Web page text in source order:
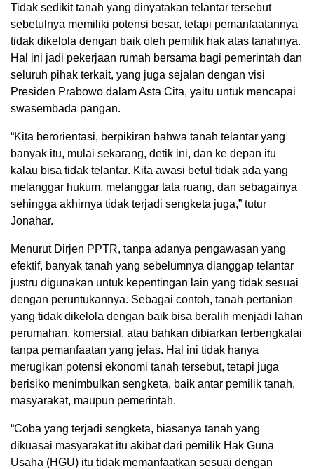
Tidak sedikit tanah yang dinyatakan telantar tersebut
sebetulnya memiliki potensi besar, tetapi pemanfaatannya
tidak dikelola dengan baik oleh pemilik hak atas tanahnya.
Hal ini jadi pekerjaan rumah bersama bagi pemerintah dan
seluruh pihak terkait, yang juga sejalan dengan visi
Presiden Prabowo dalam Asta Cita, yaitu untuk mencapai
swasembada pangan.
“Kita berorientasi, berpikiran bahwa tanah telantar yang
banyak itu, mulai sekarang, detik ini, dan ke depan itu
kalau bisa tidak telantar. Kita awasi betul tidak ada yang
melanggar hukum, melanggar tata ruang, dan sebagainya
sehingga akhirnya tidak terjadi sengketa juga,” tutur
Jonahar.
Menurut Dirjen PPTR, tanpa adanya pengawasan yang
efektif, banyak tanah yang sebelumnya dianggap telantar
justru digunakan untuk kepentingan lain yang tidak sesuai
dengan peruntukannya. Sebagai contoh, tanah pertanian
yang tidak dikelola dengan baik bisa beralih menjadi lahan
perumahan, komersial, atau bahkan dibiarkan terbengkalai
tanpa pemanfaatan yang jelas. Hal ini tidak hanya
merugikan potensi ekonomi tanah tersebut, tetapi juga
berisiko menimbulkan sengketa, baik antar pemilik tanah,
masyarakat, maupun pemerintah.
“Coba yang terjadi sengketa, biasanya tanah yang
dikuasai masyarakat itu akibat dari pemilik Hak Guna
Usaha (HGU) itu tidak memanfaatkan sesuai dengan